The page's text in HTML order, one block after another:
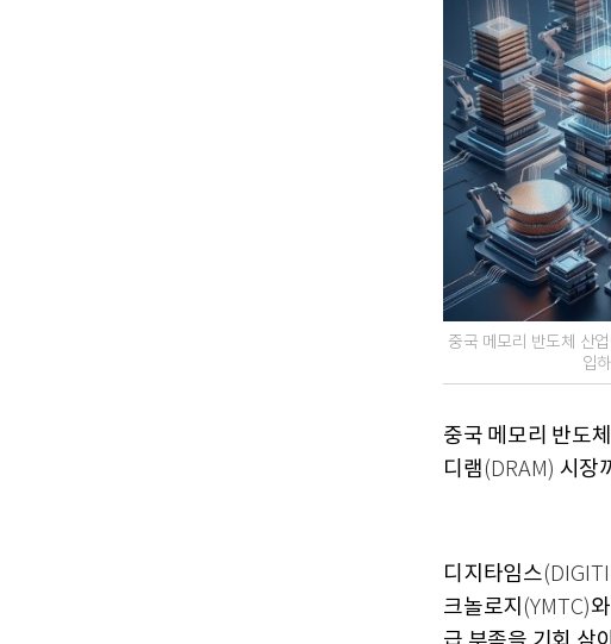
중국 메모리 반도체 산
입
중국 메모리 반도
디램 (DRAM) 시장
디지타임스
크놀로지 (YMTC)